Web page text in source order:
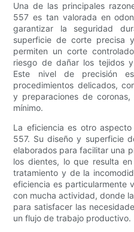
Una de las principales
557 es tan valorada en
garantizar la seguridad
superficie de corte precisa
permiten un corte
riesgo de dañar los tejidos
Este nivel de precisión
procedimientos delicados,
y preparaciones de
mínimo.
La eficiencia es otro
557. Su diseño y superficie
elaborados para facilitar una
los dientes, lo que resulta
tratamiento y de la
eficiencia es particularmente
con mucha actividad, donde
para satisfacer las
un flujo de trabajo productivo.